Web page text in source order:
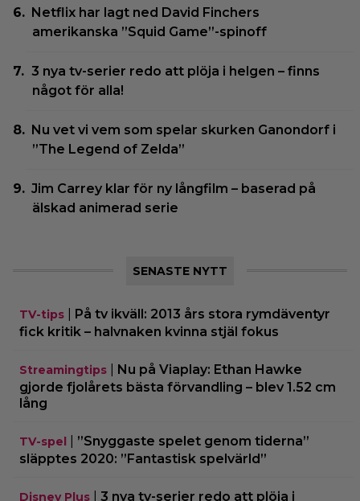
Netflix har lagt ned David Finchers
amerikanska ”Squid Game”-spinoff
3 nya tv-serier redo att plöja i helgen – finns
något för alla!
Nu vet vi vem som spelar skurken Ganondorf i
”The Legend of Zelda”
Jim Carrey klar för ny långfilm – baserad på
älskad animerad serie
SENASTE NYTT
TV-tips
På tv ikväll: 2013 års stora rymdäventyr
fick kritik – halvnaken kvinna stjäl fokus
Streamingtips
Nu på Viaplay: Ethan Hawke
gjorde fjolårets bästa förvandling – blev 1.52 cm
lång
TV-spel
”Snyggaste spelet genom tiderna”
släpptes 2020: ”Fantastisk spelvärld”
Disney Plus
3 nya tv-serier redo att plöja i